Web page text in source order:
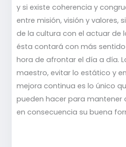
y si existe coherencia y
entre misión, visión y valores,
de la cultura con el actuar de
ésta contará con más
hora de afrontar el día a día.
maestro, evitar lo estático y
mejora continua es lo único
pueden hacer para mantener
en consecuencia su buena